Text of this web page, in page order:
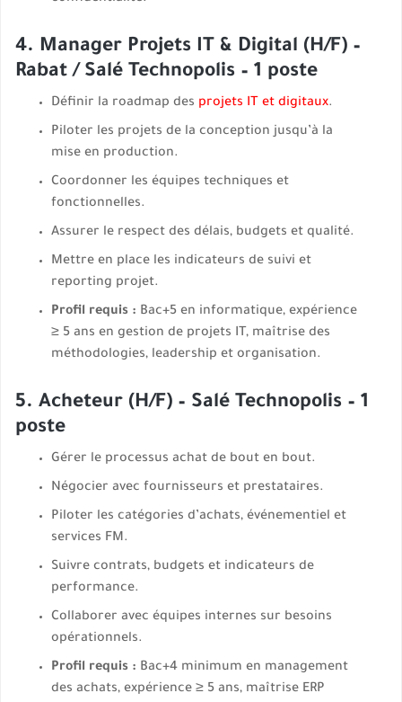
4. Manager Projets IT & Digital (H/F) –
Rabat / Salé Technopolis – 1 poste
Définir la roadmap des projets IT et digitaux.
Piloter les projets de la conception jusqu’à la
mise en production.
Coordonner les équipes techniques et
fonctionnelles.
Assurer le respect des délais, budgets et qualité.
Mettre en place les indicateurs de suivi et
reporting projet.
Profil requis : Bac+5 en informatique, expérience
≥ 5 ans en gestion de projets IT, maîtrise des
méthodologies, leadership et organisation.
5. Acheteur (H/F) – Salé Technopolis – 1
poste
Gérer le processus achat de bout en bout.
Négocier avec fournisseurs et prestataires.
Piloter les catégories d’achats, événementiel et
services FM.
Suivre contrats, budgets et indicateurs de
performance.
Collaborer avec équipes internes sur besoins
opérationnels.
Profil requis : Bac+4 minimum en management
des achats, expérience ≥ 5 ans, maîtrise ERP